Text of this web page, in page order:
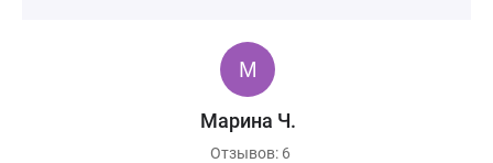
Марина Ч.
Отзывов: 6